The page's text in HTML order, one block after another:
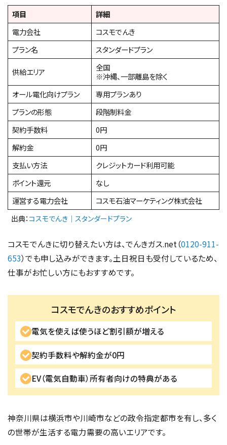
項目
詳細
電力会社
コスモでんき
プラン名
スタンダードプラン
供給エリア
全国
※沖縄、一部離島を除く
オール電化向けプラン
専用プランあり
プランの形態
段階制料金
契約手数料
0円
解約金
0円
支払い方法
クレジットカード利用可能
ポイント還元
なし
運営する電力会社
コスモ石油マーケティング株式会社
出典：コスモでんき｜スタンダードプラン
コスモでんきに切り替えたい方は、でんきガス.net（0120-911-
653）でも申し込みができます。土日祝日も受付しているため、
仕事がお忙しい方にもおすすめです。
コスモでんきのおすすめポイント
電気を使えば使うほど割引額が増える
契約手数料や解約金が0円
EV（電気自動車）所有者向けの特典がある
神奈川県は横浜市や川崎市などの政令指定都市を有し、多く
の世帯が生活する電力需要の高いエリアです。